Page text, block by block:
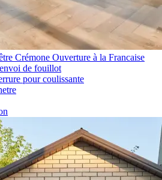
Crémone Ouverture à la Francaise
de fouillot
pour coulissante